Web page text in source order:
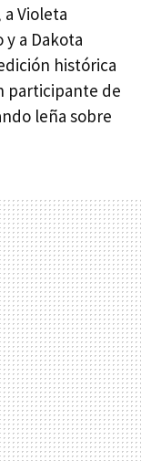
Violeta
a Dakota
histórica
participante de
leña sobre